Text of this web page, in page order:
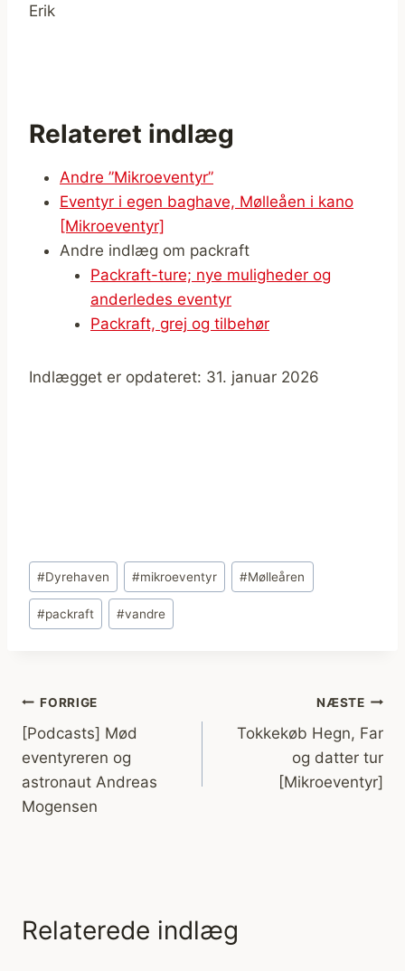
Erik
Relateret indlæg
Andre ”Mikroeventyr”
Eventyr i egen baghave, Mølleåen i kano
[Mikroeventyr]
Andre indlæg om packraft
Packraft-ture; nye muligheder og
anderledes eventyr
Packraft, grej og tilbehør
Indlægget er opdateret: 31. januar 2026
Indlæg-
tags:
#Dyrehaven #mikroeventyr #Mølleåren
#packraft #vandre
Indlægsnavigation
FORRIGE
[Podcasts] Mød
eventyreren og
astronaut Andreas
Mogensen
NÆSTE
Tokkekøb Hegn, Far
og datter tur
[Mikroeventyr]
Relaterede indlæg